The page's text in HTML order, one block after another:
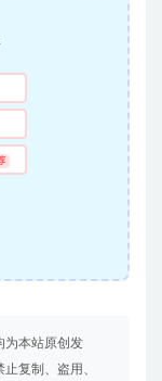
为本站原创发
复制、盗用、